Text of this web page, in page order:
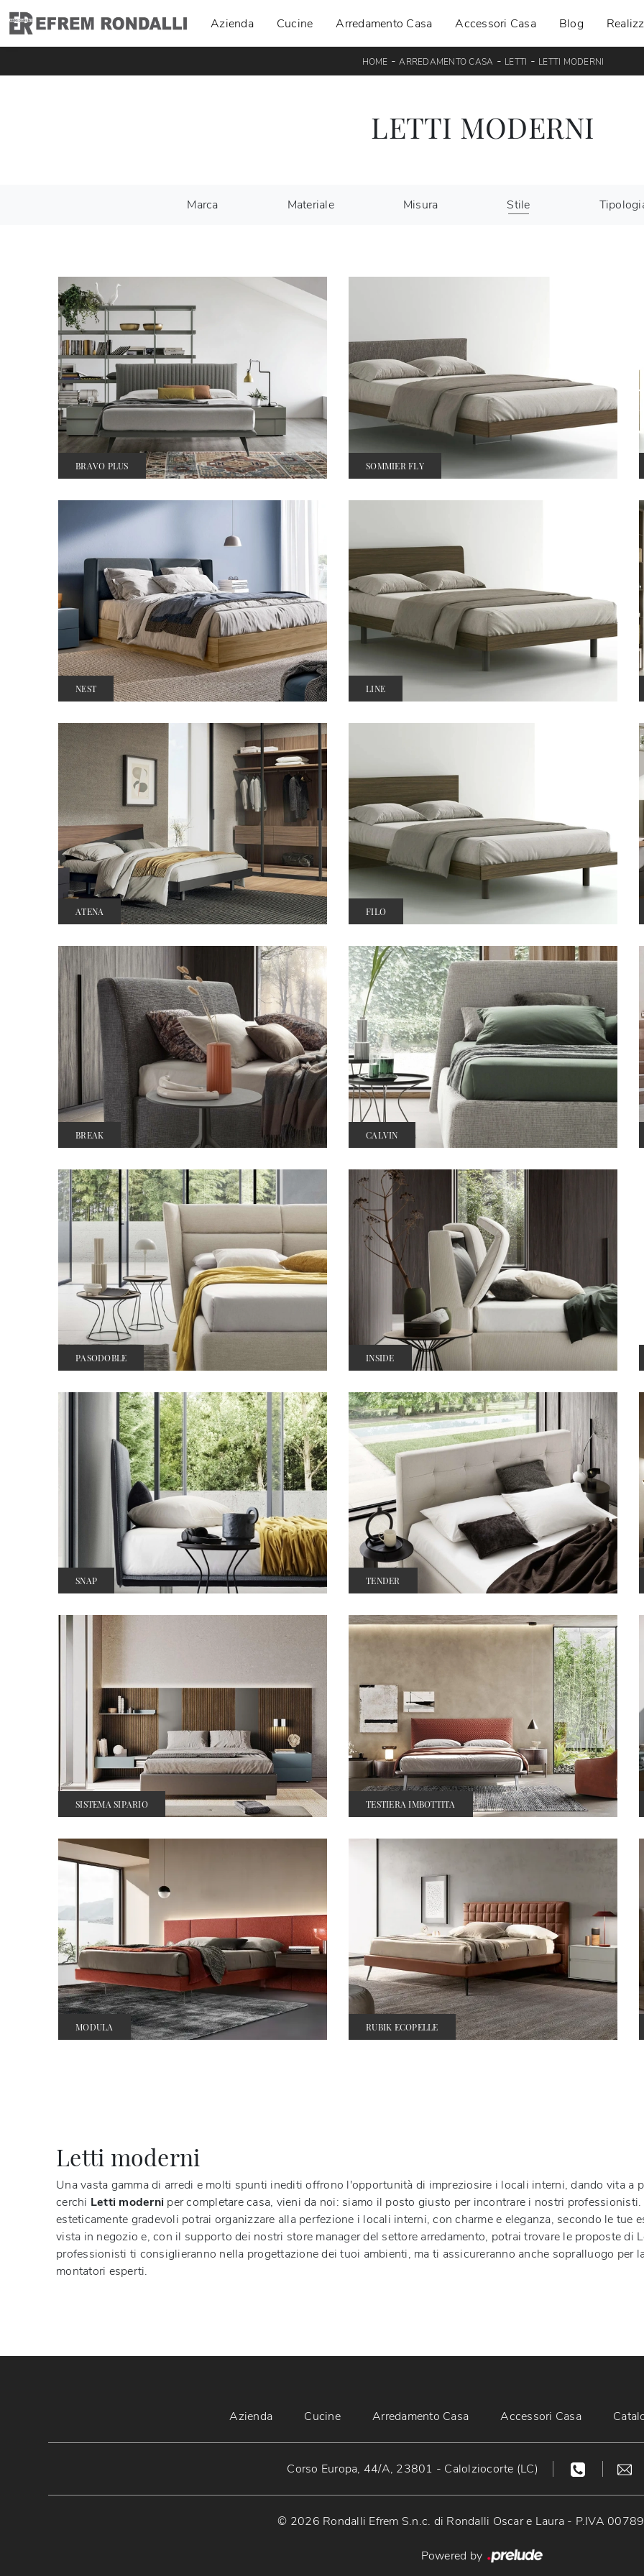
Azienda Cucine Arredamento Casa Accessori Casa Blog
HOME -ARREDAMENTO CASA - LETTI - LETTI MODERNI
LETTI MODERNI
Marca Materiale Misura Stile
BRAVO PLUS SOMMIER FLY
NEST LINE
ATENA FILO
BREAK CALVIN
PASODOBLE INSIDE
SNAP TENDER
SISTEMA SIPARIO TESTIERA IMBOTTITA
MODULA RUBIK ECOPELLE
Letti moderni
Una vasta gamma di arredi e molti spunti inediti offrono l'opportunità di impreziosire i locali interni, dando vita a
cerchi Letti moderni per completare casa, vieni da noi: siamo il posto giusto per incontrare i nostri
esteticamente gradevoli potrai organizzare alla perfezione i locali interni, con charme e eleganza, secondo le tue
vista in negozio e, con il supporto dei nostri store manager del settore arredamento, potrai trovare le proposte di
professionisti ti consiglieranno nella progettazione dei tuoi ambienti, ma ti assicureranno anche sopralluogo per
montatori esperti.
Azienda Cucine Arredamento Casa Accessori Casa
Corso Europa, 44/A, 23801 - Calolziocorte (LC)
© 2026 Rondalli Efrem S.n.c. di Rondalli Oscar e Laura - P.IVA
Powered by